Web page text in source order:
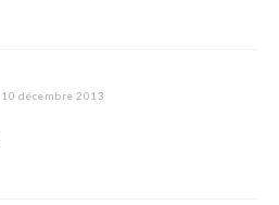
10 décembre 2013